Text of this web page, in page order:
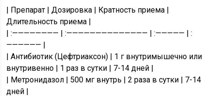
| Препарат | Дозировка | Кратность приема |
Длительность приема |
| :———————— | :—————————————— | :————— | :
—————— |
| Антибиотик (Цефтриаксон) | 1 г внутримышечно или
внутривенно | 1 раз в сутки | 7-14 дней |
| Метронидазол | 500 мг внутрь | 2 раза в сутки | 7-14
дней |